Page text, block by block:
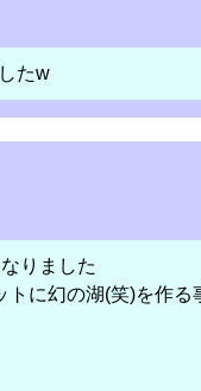
たw
りました
トに幻の湖(笑)を作